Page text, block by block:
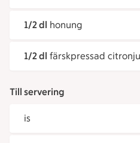
1/2 dl honung
1/2 dl färskpressad
Till servering
is